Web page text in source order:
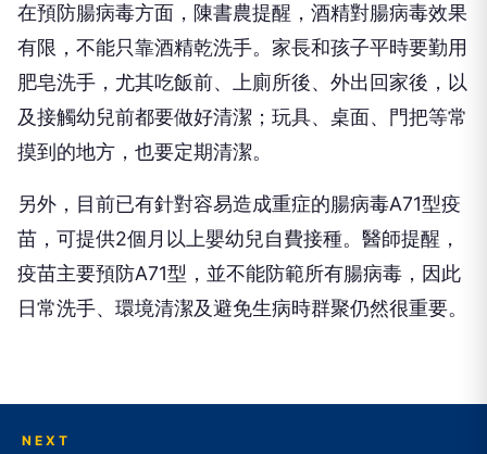
在預防腸病毒方面，陳書農提醒，酒精對腸病毒效果
有限，不能只靠酒精乾洗手。家長和孩子平時要勤用
肥皂洗手，尤其吃飯前、上廁所後、外出回家後，以
及接觸幼兒前都要做好清潔；玩具、桌面、門把等常
摸到的地方，也要定期清潔。
另外，目前已有針對容易造成重症的腸病毒A71型疫
苗，可提供2個月以上嬰幼兒自費接種。醫師提醒，
疫苗主要預防A71型，並不能防範所有腸病毒，因此
日常洗手、環境清潔及避免生病時群聚仍然很重要。
NEXT